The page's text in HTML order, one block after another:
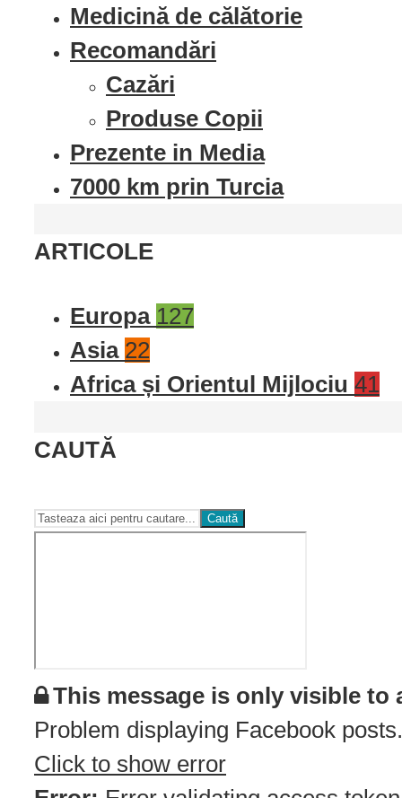
Medicină de călătorie
Recomandări
Cazări
Produse Copii
Prezente in Media
7000 km prin Turcia
ARTICOLE
Europa 127
Asia 22
Africa și Orientul Mijlociu 41
CAUTĂ
Caută
This message is only visible to
Problem displaying Facebook
Click to show error